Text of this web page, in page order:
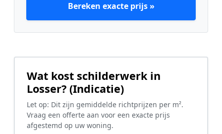
Bereken exacte prijs »
Wat kost schilderwerk in
Losser? (Indicatie)
Let op: Dit zijn gemiddelde richtprijzen per m².
Vraag een offerte aan voor een exacte prijs
afgestemd op uw woning.